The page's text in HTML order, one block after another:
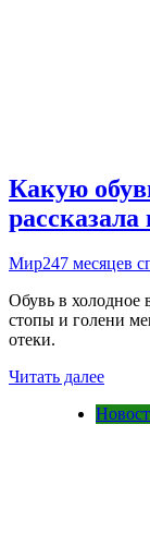
Какую
рассказала
Мир247 месяцев
Обувь в холодное
стопы и голени
отеки.
Читать далее